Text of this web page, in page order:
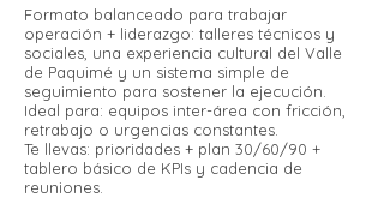
Formato balanceado para trabajar
operación + liderazgo: talleres técnicos y
sociales, una experiencia cultural del Valle
de Paquimé y un sistema simple de
seguimiento para sostener la ejecución.
Ideal para: equipos inter-área con fricción,
retrabajo o urgencias constantes.
Te llevas: prioridades + plan 30/60/90 +
tablero básico de KPIs y cadencia de
reuniones.